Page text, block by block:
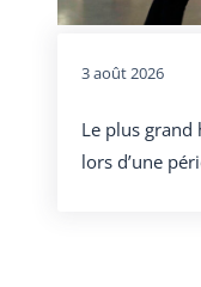
3 août 2026
Le plus
lors d’une